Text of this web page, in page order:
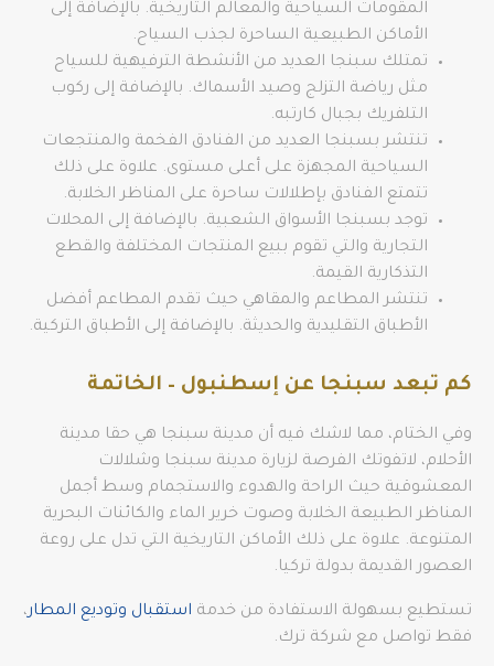
المقومات السياحية والمعالم التاريخية. بالإضافة إلى
الأماكن الطبيعية الساحرة لجذب السياح.
تمتلك سبنجا العديد من الأنشطة الترفيهية للسياح
مثل رياضة التزلج وصيد الأسماك. بالإضافة إلى ركوب
التلفريك بجبال كارتبه.
تنتشر بسبنجا العديد من الفنادق الفخمة والمنتجعات
السياحية المجهزة على أعلى مستوى. علاوة على ذلك
تتمتع الفنادق بإطلالات ساحرة على المناظر الخلابة.
توجد بسبنجا الأسواق الشعبية. بالإضافة إلى المحلات
التجارية والتي تقوم ببيع المنتجات المختلفة والقطع
التذكارية القيمة.
تنتشر المطاعم والمقاهي حيث تقدم المطاعم أفضل
الأطباق التقليدية والحديثة. بالإضافة إلى الأطباق التركية.
كم تبعد سبنجا عن إسطنبول – الخاتمة
وفي الختام، مما لاشك فيه أن مدينة سبنجا هي حقا مدينة
الأحلام، لاتفوتك الفرصة لزيارة مدينة سبنجا وشلالات
المعشوقية حيث الراحة والهدوء والاستجمام وسط أجمل
المناظر الطبيعة الخلابة وصوت خرير الماء والكائنات البحرية
المتنوعة. علاوة على ذلك الأماكن التاريخية التي تدل على روعة
العصور القديمة بدولة تركيا.
تستطيع بسهولة الاستفادة من خدمة استقبال وتوديع المطار،
فقط تواصل مع شركة ترك.